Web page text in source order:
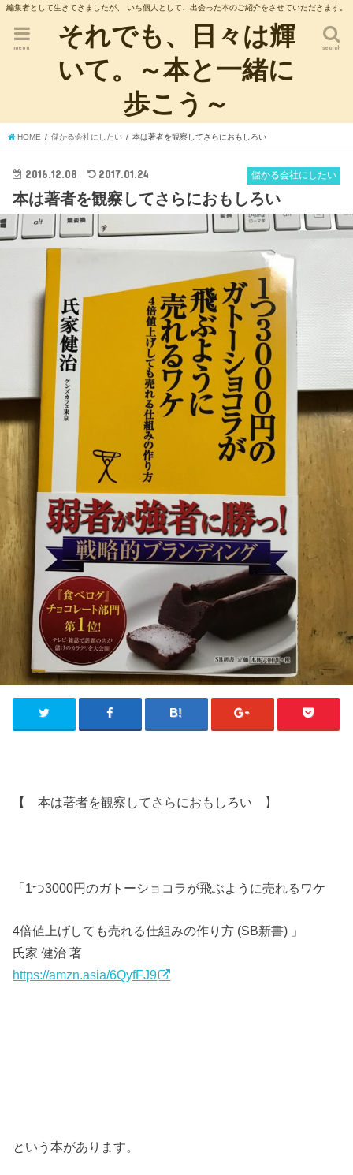
編集者として生きてきましたが、 いち個人として、出会った本のご紹介をさせていただきます。
それでも、日々は輝
いて。～本と一緒に
歩こう～
search
menu
HOME 儲かる会社にしたい 本は著者を観察してさらにおもしろい
儲かる会社にしたい
2016.12.08 2017.01.24
本は著者を観察してさらにおもしろい
【 本は著者を観察してさらにおもしろい 】
「1つ3000円のガトーショコラが飛ぶように売れるワケ
4倍値上げしても売れる仕組みの作り方 (SB新書) 」
氏家 健治 著
https://amzn.asia/6QyfFJ9
という本があります。